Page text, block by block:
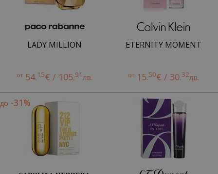
LADY MILLION
от 54.15€ / 105.91лв.
ETERNITY MOMENT
от 15.50€ / 30.32лв.
до -31%